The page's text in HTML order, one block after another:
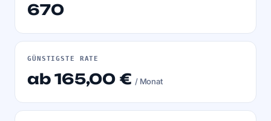
670
GÜNSTIGSTE RATE
ab 165,00 €/ Monat